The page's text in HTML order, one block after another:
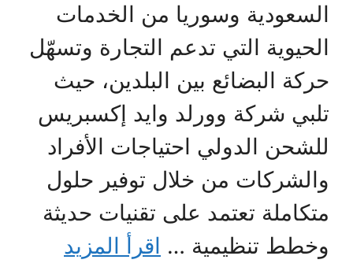
السعودية وسوريا من الخدمات
الحيوية التي تدعم التجارة وتسهّل
حركة البضائع بين البلدين، حيث
تلبي شركة وورلد وايد إكسبريس
للشحن الدولي احتياجات الأفراد
والشركات من خلال توفير حلول
متكاملة تعتمد على تقنيات حديثة
وخطط تنظيمية … اقرأ المزيد